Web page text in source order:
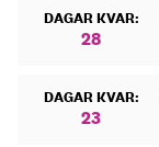
DAGAR KVAR:
28
DAGAR KVAR:
23